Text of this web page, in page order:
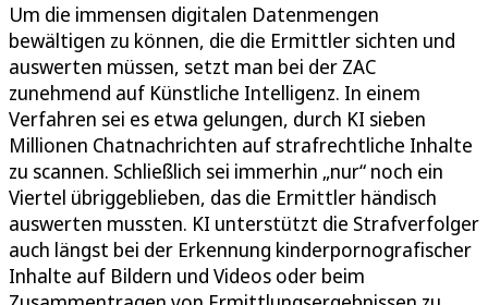
Um die immensen digitalen Datenmengen
bewältigen zu können, die die Ermittler sichten und
auswerten müssen, setzt man bei der ZAC
zunehmend auf Künstliche Intelligenz. In einem
Verfahren sei es etwa gelungen, durch KI sieben
Millionen Chatnachrichten auf strafrechtliche Inhalte
zu scannen. Schließlich sei immerhin „nur“ noch ein
Viertel übriggeblieben, das die Ermittler händisch
auswerten mussten. KI unterstützt die Strafverfolger
auch längst bei der Erkennung kinderpornografischer
Inhalte auf Bildern und Videos oder beim